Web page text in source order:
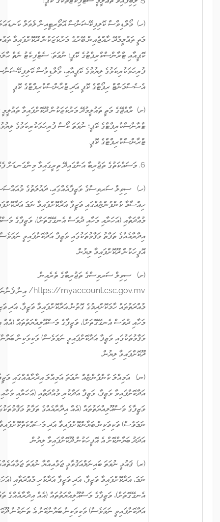
(ހ) މޯލްޑިވްސް ކޮލިފިކޭޝަންސް އޮތޯރިޓީއިން ލެވަލް ކަނޑައަޅައި ތައްގަނޑު ޖަހާފައިވާ،
މަތީ ތަޢުލީމުދޭ ރާއްޖެއިން ބޭރުގެ މަރުކަޒަކުން ދޫކޮށްފައިވާ ތަޢުލީމީ ސެޓުފިކެޓުތަކުގެ
ކޮޕީއާއި ޓްރާންސްކްރިޕްޓުގެ ކޮޕީ؛ ނުވަތަ: ސެޓްފިކެޓު ނެތް ޙާލަތްތަކުގައި، ކޯސް
ފުރިހަމަކުރިކަމުގެ ލިޔުމުގެ ކޮޕީއާއި، މޯލްޑިވްސް ކޮލިފިކޭޝަންސް އޮތޯރިޓީން ދޫކޮށްފައިވާ
އެސެސްމަންޓް ރިޕޯޓްގެ ކޮޕީ އަދި ޓްރާންސްކްރިޕްޓްގެ ކޮޕީ
(ށ) ރާއްޖޭގެ މަތީ ތައުލީމުދޭ މަރުކަޒަކުން ދޫކޮށްފައިވާ ތައުލީމީ ސެޓުފިކެޓުތަކުގެ ކޮޕީއާއި
ޓްރާންސްކްރިޕްޓްގެ ކޮޕީ؛ ނުވަތަ ކޯސް ފުރިހަމަކުރިކަމުގެ ލިޔުމުގެ ކޮޕީއާއި
(ހ) ސިވިލް ސަރވިސްގެ ވަޒީފާއެއްގައި، ދައުލަތުގެ މުއައްސަސާއެއްގައި، ސަރުކާރު
ހިއްސާވާ ކުންފުންޏެއްގައި ވަޒީފާ އަދާކޮށްފައިވާ ނަމަ އަދާކޮށްފައިވާ ވަޒީފާ، އަދި ވަޒީފާގެ
މުއްދަތާއި (އަހަރާއި މަހާއި ދުވަސް އެނގޭގޮތަށް)، ވަޒީފާގެ މަސްއޫލިއްޔަތުތައް (އެއް
އިދާރާއެއްގެ ތަފާތު މަޤާމުތަކުގައި ވަޒީފާ އަދާކޮށްފައިވީ ނަމަވެސް) ވަކިވަކިން ބަޔާންކޮށް އެ
އޮފީހަކުން ދޫކޮށްފައިވާ ލިޔުން.
(ށ) ސިވިލް ސަރވިސްގެ ތަޖުރިބާގެ ތެރެއިން
https://myaccount.csc.gov.mv/ އިން ފެންނަންނެތް ތަޖުރިބާގެ
މުއްދަތުތައް ހާމަކޮށްދިމުގެ ގޮތުން އަދާކޮށްފައިވާ ވަޒީފާ، އަދި ވަޒީފާގެ މުއްދަތާއި (އަހަރާއި
މަހާއި ދުވަސް އެނގޭގޮތަށް)، ވަޒީފާގެ މަސްއޫލިއްޔަތުތައް (އެއް އިދާރާއެއްގެ ތަފާތު
މަޤާމުތަކުގައި ވަޒީފާ އަދާކޮށްފައިވީ ނަމަވެސް) ވަކިވަކިން ބަޔާންކޮށް އެ އޮފީހަކުން
(ނ) އަމިއްލަ ކުންފުންޏެއް ނުވަތަ އަމިއްލަ އިދާރާއެއްގައި ވަޒީފާ އަދާކޮށްފައިވާ ނަމަ
އަދާކޮށްފައިވާ ވަޒީފާ، ވަޒީފާ އަދާކުރި މުއްދަތާއި (އަހަރާއި މަހާއި ދުވަސް އެނގޭގޮތަށް)،
ވަޒީފާގެ މަސްއޫލިއްޔަތުތައް (އެއް އިދާރާއެއްގެ ތަފާތު މަޤާމުތަކުގައި ވަޒީފާ އަދާކޮށްފައިވީ
ނަމަވެސް) ވަކިވަކިން ބަޔާންކޮށްފައިވާ އަދި މަސައްކަތްކޮށްފައިވާ ތަނުގެ މުވައްޒަފުންގެ
އަދަދު ބަޔާންކޮށް އެ އޮފީހަކުން ދޫކޮށްފައިވާ ލިޔުން.
(ރ) ޤައުމީ ނުވަތަ ބައިނަލްއަޤުވާމީ ޖަމްއިއްޔާ ނުވަތަ ޖަމާއަތެއްގައި މަސައްކަތް ކޮށްފައިވާ
ނަމަ، އަދާކޮށްފައިވާ ވަޒީފާ، އަދި ވަޒީފާ އަދާކުރި މުއްދަތާއި (އަހަރާއި މަހާއި ދުވަސް
އެނގޭގޮތަށް)، ވަޒީފާގެ މަސްއޫލިއްޔަތުތައް (އެއް އިދާރާއެއްގެ ތަފާތު މަޤާމުތަކުގައި ވަޒީފާ
އަދާކޮށްފައިވީ ނަމަވެސް) ވަކިވަކިން ބަޔާންކޮށް އެ ތަނަކުން ދޫކޮށްފައިވާ ލިޔުން (މި